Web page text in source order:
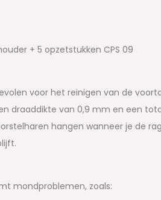
+ 5 opzetstukken CPS 09
voor het reinigen van de
draaddikte van 0,9 mm en een
hangen wanneer je de
mondproblemen, zoals: